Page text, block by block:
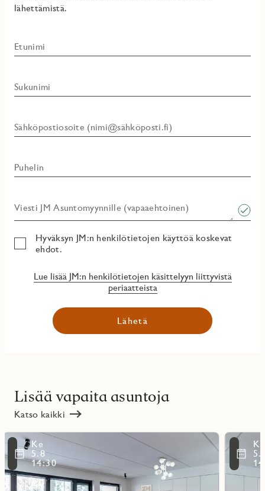
lähettämistä.
Etunimi
Sukunimi
Sähköpostiosoite (nimi@sähköposti.fi)
Puhelin
Viesti JM Asuntomyynnille (vapaaehtoinen)​
Hyväksyn JM:n henkilötietojen käyttöä koskevat
ehdot.
Lue lisää JM:n henkilötietojen käsittelyyn liittyvistä
periaatteista
Lähetä
Lisää vapaita asuntoja
Katso kaikki
Ke
5.8
14:30
Lue
lisää
kohteesta
Lue
lisää
kohteesta